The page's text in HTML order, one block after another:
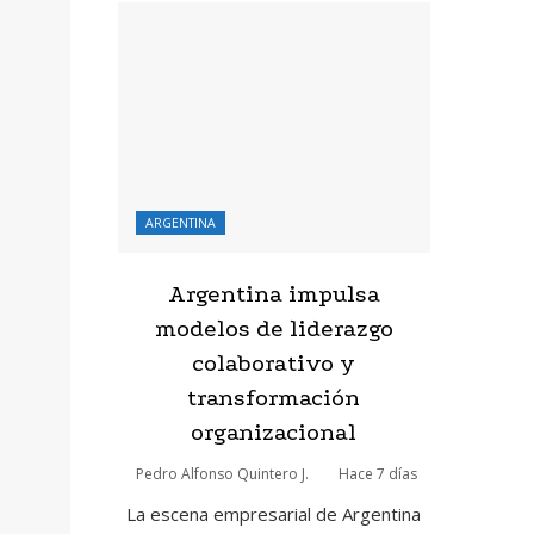
ARGENTINA
Argentina impulsa
modelos de liderazgo
colaborativo y
transformación
organizacional
Pedro Alfonso Quintero J. Hace 7 días
La escena empresarial de Argentina